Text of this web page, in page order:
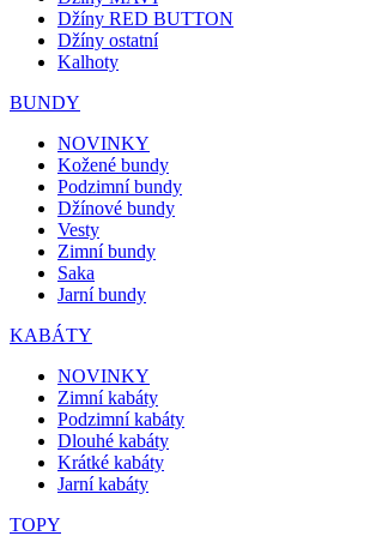
Džíny RED BUTTON
Džíny ostatní
Kalhoty
BUNDY
NOVINKY
Kožené bundy
Podzimní bundy
Džínové bundy
Vesty
Zimní bundy
Saka
Jarní bundy
KABÁTY
NOVINKY
Zimní kabáty
Podzimní kabáty
Dlouhé kabáty
Krátké kabáty
Jarní kabáty
TOPY